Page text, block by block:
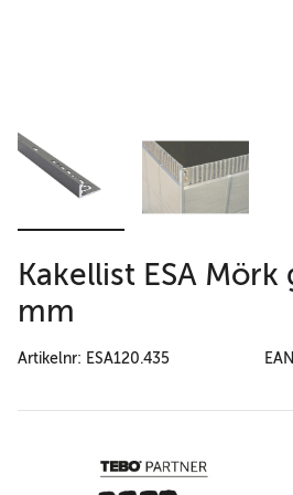
Kakellist ESA Mörk
mm
Artikelnr: ESA120.435